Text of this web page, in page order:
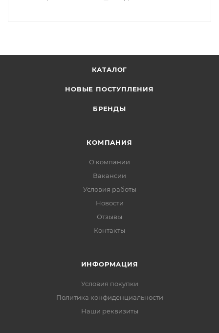
КАТАЛОГ
НОВЫЕ ПОСТУПЛЕНИЯ
БРЕНДЫ
КОМПАНИЯ
О компании
Вакансии
Условия работы
Новости
Отзывы
Контакты
ИНФОРМАЦИЯ
Условия покупки
Политика конфиденциальности
Наши реквизиты